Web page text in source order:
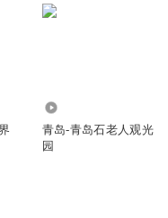
青岛-青岛石老人观光
园